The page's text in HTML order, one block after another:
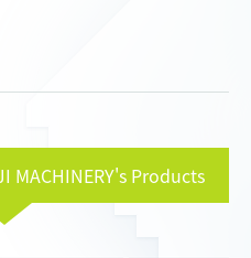
MACHINERY's Products